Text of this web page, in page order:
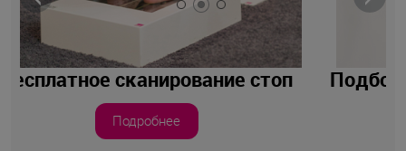
Подбор ортопедического изделия
Подробнее